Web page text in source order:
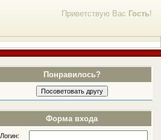
Приветствую Вас Гость!
Понравилось?
Форма входа
Логин: